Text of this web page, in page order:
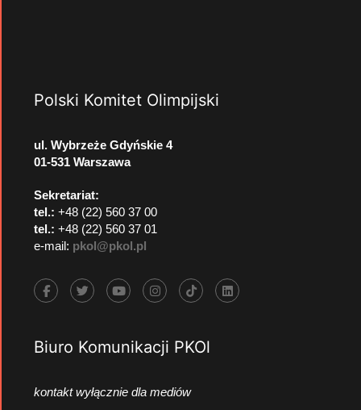
Polski Komitet Olimpijski
ul. Wybrzeże Gdyńskie 4
01-531 Warszawa
Sekretariat:
tel.: +48 (22) 560 37 00
tel.: +48 (22) 560 37 01
e-mail: pkol@pkol.pl
Biuro Komunikacji PKOl
kontakt wyłącznie dla mediów